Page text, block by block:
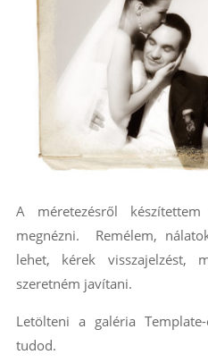
A méretezésről
megnézni. Remélem,
lehet, kérek
szeretném javítani.
Letölteni a galéria
tudod.